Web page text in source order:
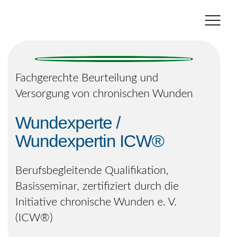
überspringen
Fachgerechte Beurteilung und
Versorgung von chronischen Wunden
Wundexperte /
Wundexpertin ICW®
Berufsbegleitende Qualifikation,
Basisseminar, zertifiziert durch die
Initiative chronische Wunden e. V.
(ICW®)